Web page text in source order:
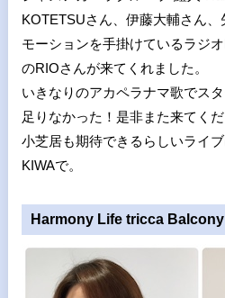
KOTETSUさん、伊藤大輔さん
モーションを手掛けているラジ
のRIOさんが来てくれました。
いきなりのアカペラナマ歌でス
足りなかった！是非また来てくだ
小芝居も期待できるらしいライ
KIWAで。
Harmony Life tricca Balcony